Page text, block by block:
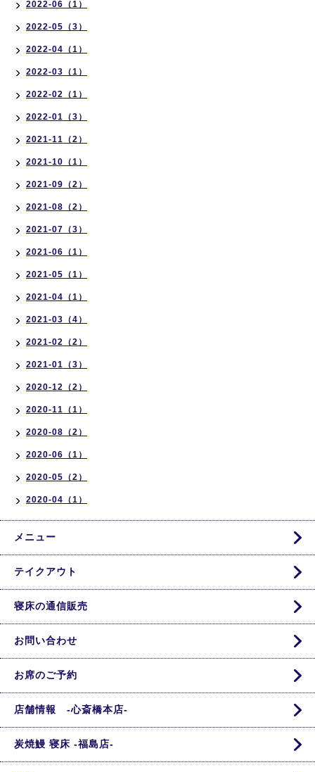
2022-06（1）
2022-05（3）
2022-04（1）
2022-03（1）
2022-02（1）
2022-01（3）
2021-11（2）
2021-10（1）
2021-09（2）
2021-08（2）
2021-07（3）
2021-06（1）
2021-05（1）
2021-04（1）
2021-03（4）
2021-02（2）
2021-01（3）
2020-12（2）
2020-11（1）
2020-08（2）
2020-06（1）
2020-05（2）
2020-04（1）
メニュー
テイクアウト
寝床の通信販売
お問い合わせ
お席のご予約
店舗情報 -心斎橋本店-
炭焼鰻 寝床 -福島店-